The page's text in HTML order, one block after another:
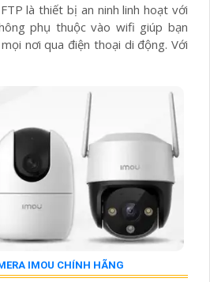
là thiết bị an ninh linh hoạt với
phụ thuộc vào wifi giúp bạn
nơi qua điện thoại di động. Với
IMOU CHÍNH HÃNG